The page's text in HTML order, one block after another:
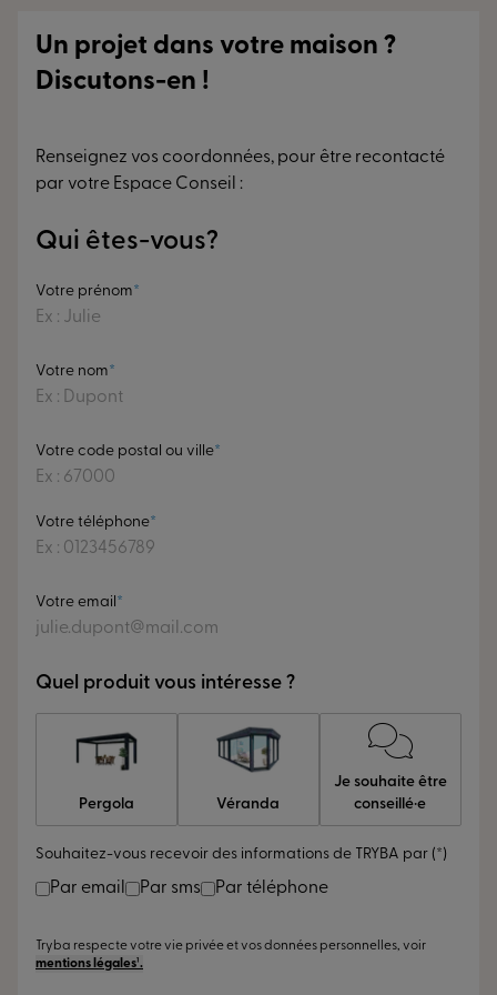
Un projet dans votre maison ?
Discutons-en !
Renseignez vos coordonnées, pour être recontacté
par votre Espace Conseil :
Qui êtes-vous?
Votre prénom
Votre nom
Votre code postal ou ville
Votre téléphone
Votre email
Quel produit vous intéresse ?
Pergola Véranda
Je souhaite être
conseillé·e
Souhaitez-vous recevoir des informations de TRYBA par (*)
Par email Par sms Par téléphone
Tryba respecte votre vie privée et vos données personnelles, voir
mentions légales¹.